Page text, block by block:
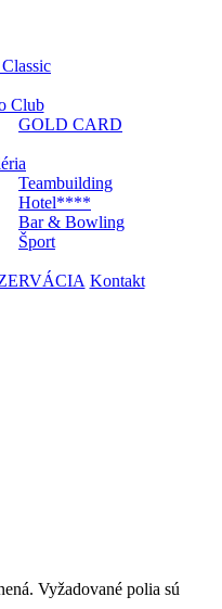
Club
GOLD CARD
Teambuilding
Hotel****
Bar & Bowling
Šport
Kontakt
Vyžadované polia sú